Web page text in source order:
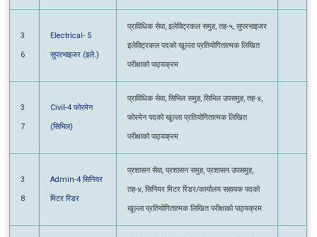
6 सुपरभाइजर (इले.)
प्राविधिक सेवा, इलेक्ट्रिकल समुह, तह-५,
सुपरभाइजर इलेक्ट्रिकल पदको खूल्ला
प्रतियोगितात्मक लिखित परीक्षाको पाठ्यक्रम
7 (सिभिल)
प्राविधिक सेवा, सिभिल समुह, सिभिल उपसमुह, तह-४,
फोरमेन पदको खूल्ला प्रतियोगितात्मक लिखित
परीक्षाको पाठ्यक्रम
8 मिटर रिडर
प्रशासन सेवा, प्रशासन समुह, प्रशासन उपसमुह,
तह-४, सिनियर मिटर रिडर/कार्यालय सहायक पदको
खूल्ला प्रतियोगितात्मक लिखित परीक्षाको पाठ्यक्रम
प्रशासन सेवा, लेखा समुह, तह-४, सहायक लेखापाल/